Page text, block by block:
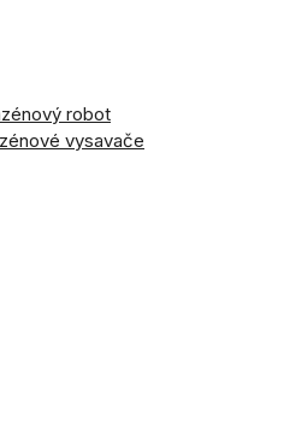
robot
vysavače